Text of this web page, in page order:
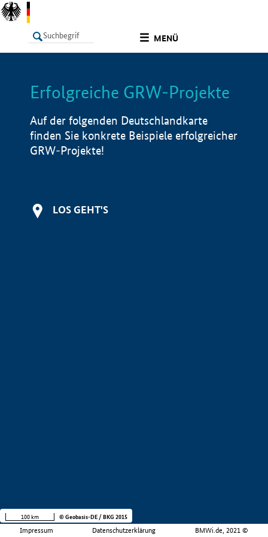
MENÜ
LISTE Info
Erfolgreiche GRW-Projekte
Auf der folgenden Deutschlandkarte
finden Sie konkrete Beispiele erfolgreicher
GRW-Projekte!
LOS GEHT'S
Impressum Datenschutzerklärung BMWi.de, 2021 ©
100 km © Geobasis-DE / BKG 2015